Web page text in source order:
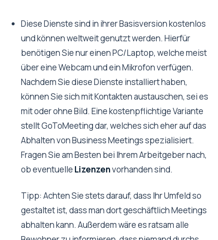
Diese Dienste sind in ihrer Basisversion kostenlos
und können weltweit genutzt werden. Hierfür
benötigen Sie nur einen PC/Laptop, welche meist
über eine Webcam und ein Mikrofon verfügen.
Nachdem Sie diese Dienste installiert haben,
können Sie sich mit Kontakten austauschen, sei es
mit oder ohne Bild. Eine kostenpflichtige Variante
stellt GoToMeeting dar, welches sich eher auf das
Abhalten von Business Meetings spezialisiert.
Fragen Sie am Besten bei Ihrem Arbeitgeber nach,
ob eventuelle Lizenzenvorhanden sind.
Tipp: Achten Sie stets darauf, dass Ihr Umfeld so
gestaltet ist, dass man dort geschäftlich Meetings
abhalten kann. Außerdem wäre es ratsam alle